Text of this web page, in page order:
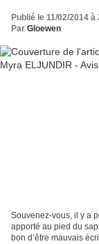
Publié le 11/02/2014 à
Par Gloewen
Souvenez-vous, il y a
apporté au pied du
bon d’être mauvais